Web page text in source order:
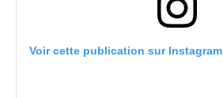
Voir cette publication sur Instagram